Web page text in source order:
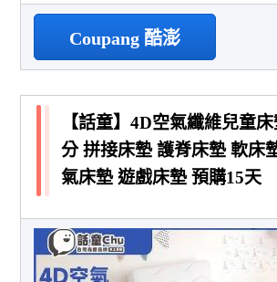
Coupang 酷澎
【話童】4D空氣纖維兒童
分 拼接床墊 護脊床墊 軟床
氣床墊 遊戲床墊 預購15天